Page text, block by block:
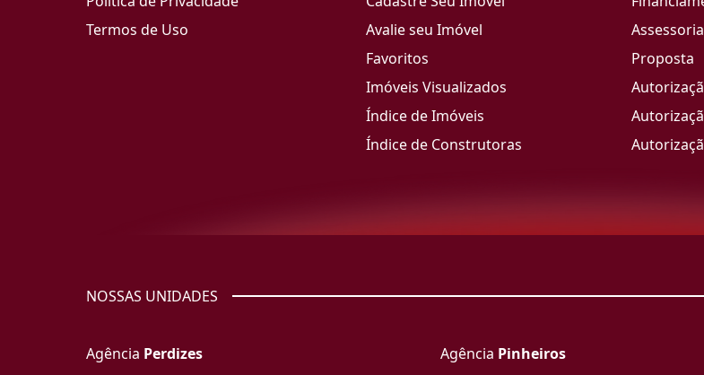
Termos de Uso
Avalie seu Imóvel
Favoritos
Imóveis Visualizados
Índice de Imóveis
Índice de Construtoras
Proposta
NOSSAS UNIDADES
Agência Perdizes
Agência Pinheiros